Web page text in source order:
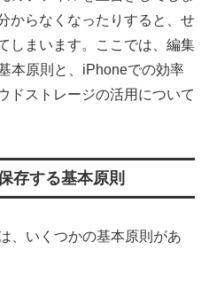
からなくなったりすると、せ
しまいます。ここでは、編集
本原則と、iPhoneでの効率
ドストレージの活用について
存する基本原則
、いくつかの基本原則があ